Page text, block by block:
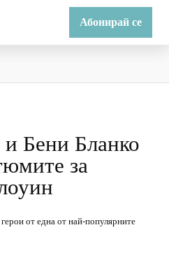
Абонирай се
Бени Бланко
за
от една от най-популярните